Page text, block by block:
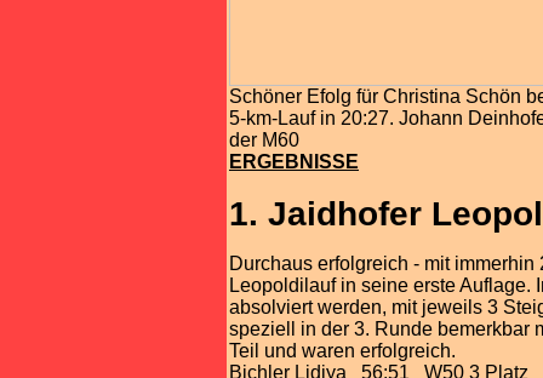
Schöner Efolg für Christina Schön
5-km-Lauf in 20:27. Johann
der M60
ERGEBNISSE
1. Jaidhofer
Durchaus erfolgreich - mit
Leopoldilauf in seine erste Auflage.
absolviert werden, mit jeweils 3
speziell in der 3. Runde bemerkbar
Teil und waren erfolgreich.
Bichler Lidiya 56:51 W50 3 Platz